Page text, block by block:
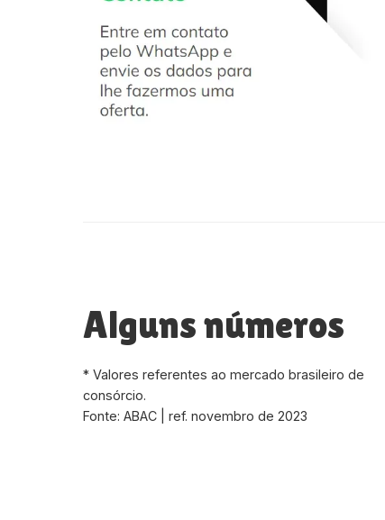
Alguns números
* Valores referentes ao mercado brasileiro de
consórcio.
Fonte: ABAC | ref. novembro de 2023